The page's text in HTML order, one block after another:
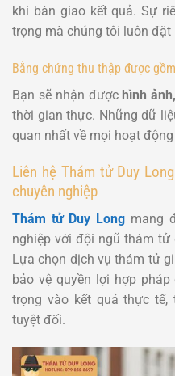
khi bàn giao kết quả. Sự
trọng mà chúng tôi luôn đặt
Bằng chứng thu thập được
Bạn sẽ nhận được hình
thời gian thực. Những dữ
quan nhất về mọi hoạt
Liên hệ Thám tử Duy
chuyên nghiệp
Thám tử Duy Long mang
nghiệp với đội ngũ thám tử
Lựa chọn dịch vụ thám tử
bảo vệ quyền lợi hợp
trọng vào kết quả thực
tuyệt đối.